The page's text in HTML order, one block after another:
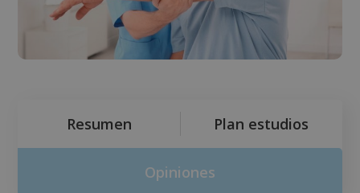
Resumen Plan estudios
Opiniones